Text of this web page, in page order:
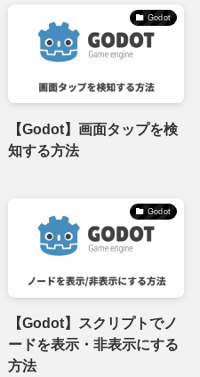
Godot
【Godot】画面タップを検
知する方法
Godot
【Godot】スクリプトでノ
ードを表示・非表示にする
方法